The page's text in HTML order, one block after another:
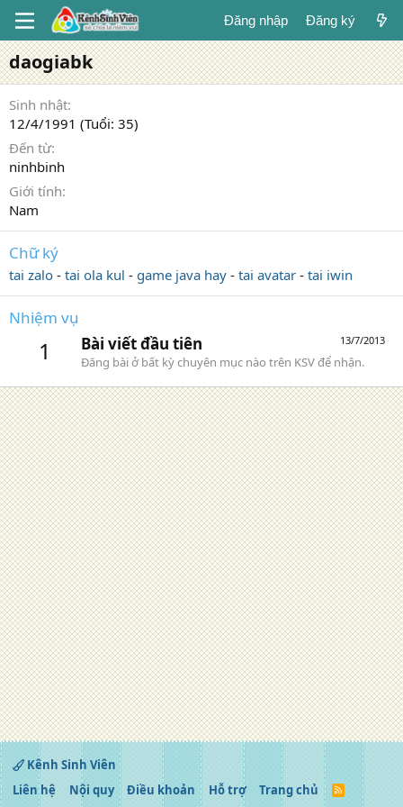
Đăng nhập Đăng ký
daogiabk
Sinh nhật
12/4/1991 (Tuổi: 35)
Đến từ
ninhbinh
Giới tính
Nam
Chữ ký
tai zalo - tai ola kul - game java hay - tai avatar - tai iwin
Nhiệm vụ
1 13/7/2013
Bài viết đầu tiên
Đăng bài ở bất kỳ chuyên mục nào trên KSV để nhận.
Kênh Sinh Viên
Liên hệ
Nội quy Điều khoản Hỗ trợ Trang chủ
R